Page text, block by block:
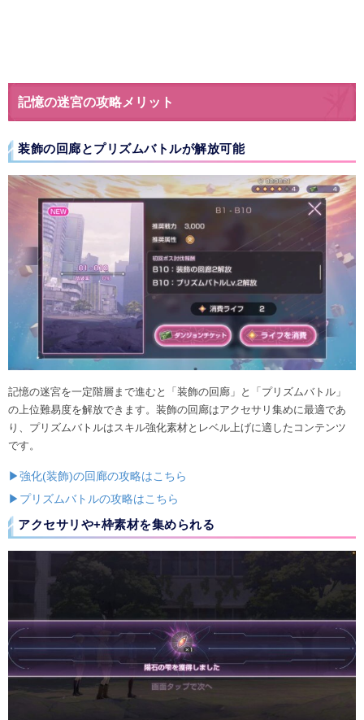
記憶の迷宮の攻略メリット
装飾の回廊とプリズムバトルが解放可能
記憶の迷宮を一定階層まで進むと「装飾の回廊」と「プリズムバトル」
の上位難易度を解放できます。装飾の回廊はアクセサリ集めに最適であ
り、プリズムバトルはスキル強化素材とレベル上げに適したコンテンツ
です。
▶強化(装飾)の回廊の攻略はこちら
▶プリズムバトルの攻略はこちら
アクセサリや+枠素材を集められる